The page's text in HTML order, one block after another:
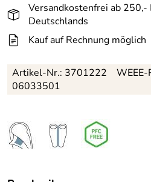
Versandkostenfrei ab 250,-
Deutschlands
Kauf auf Rechnung möglich
Artikel-Nr.: 3701222
06033501